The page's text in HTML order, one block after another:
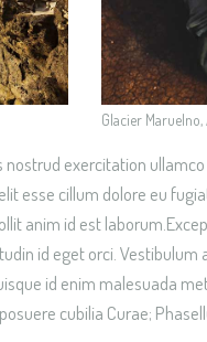
Glacier
exercitation
esse cillum dolore eu
anim id est
id eget orci.
id enim malesuada
cubilia Curae;